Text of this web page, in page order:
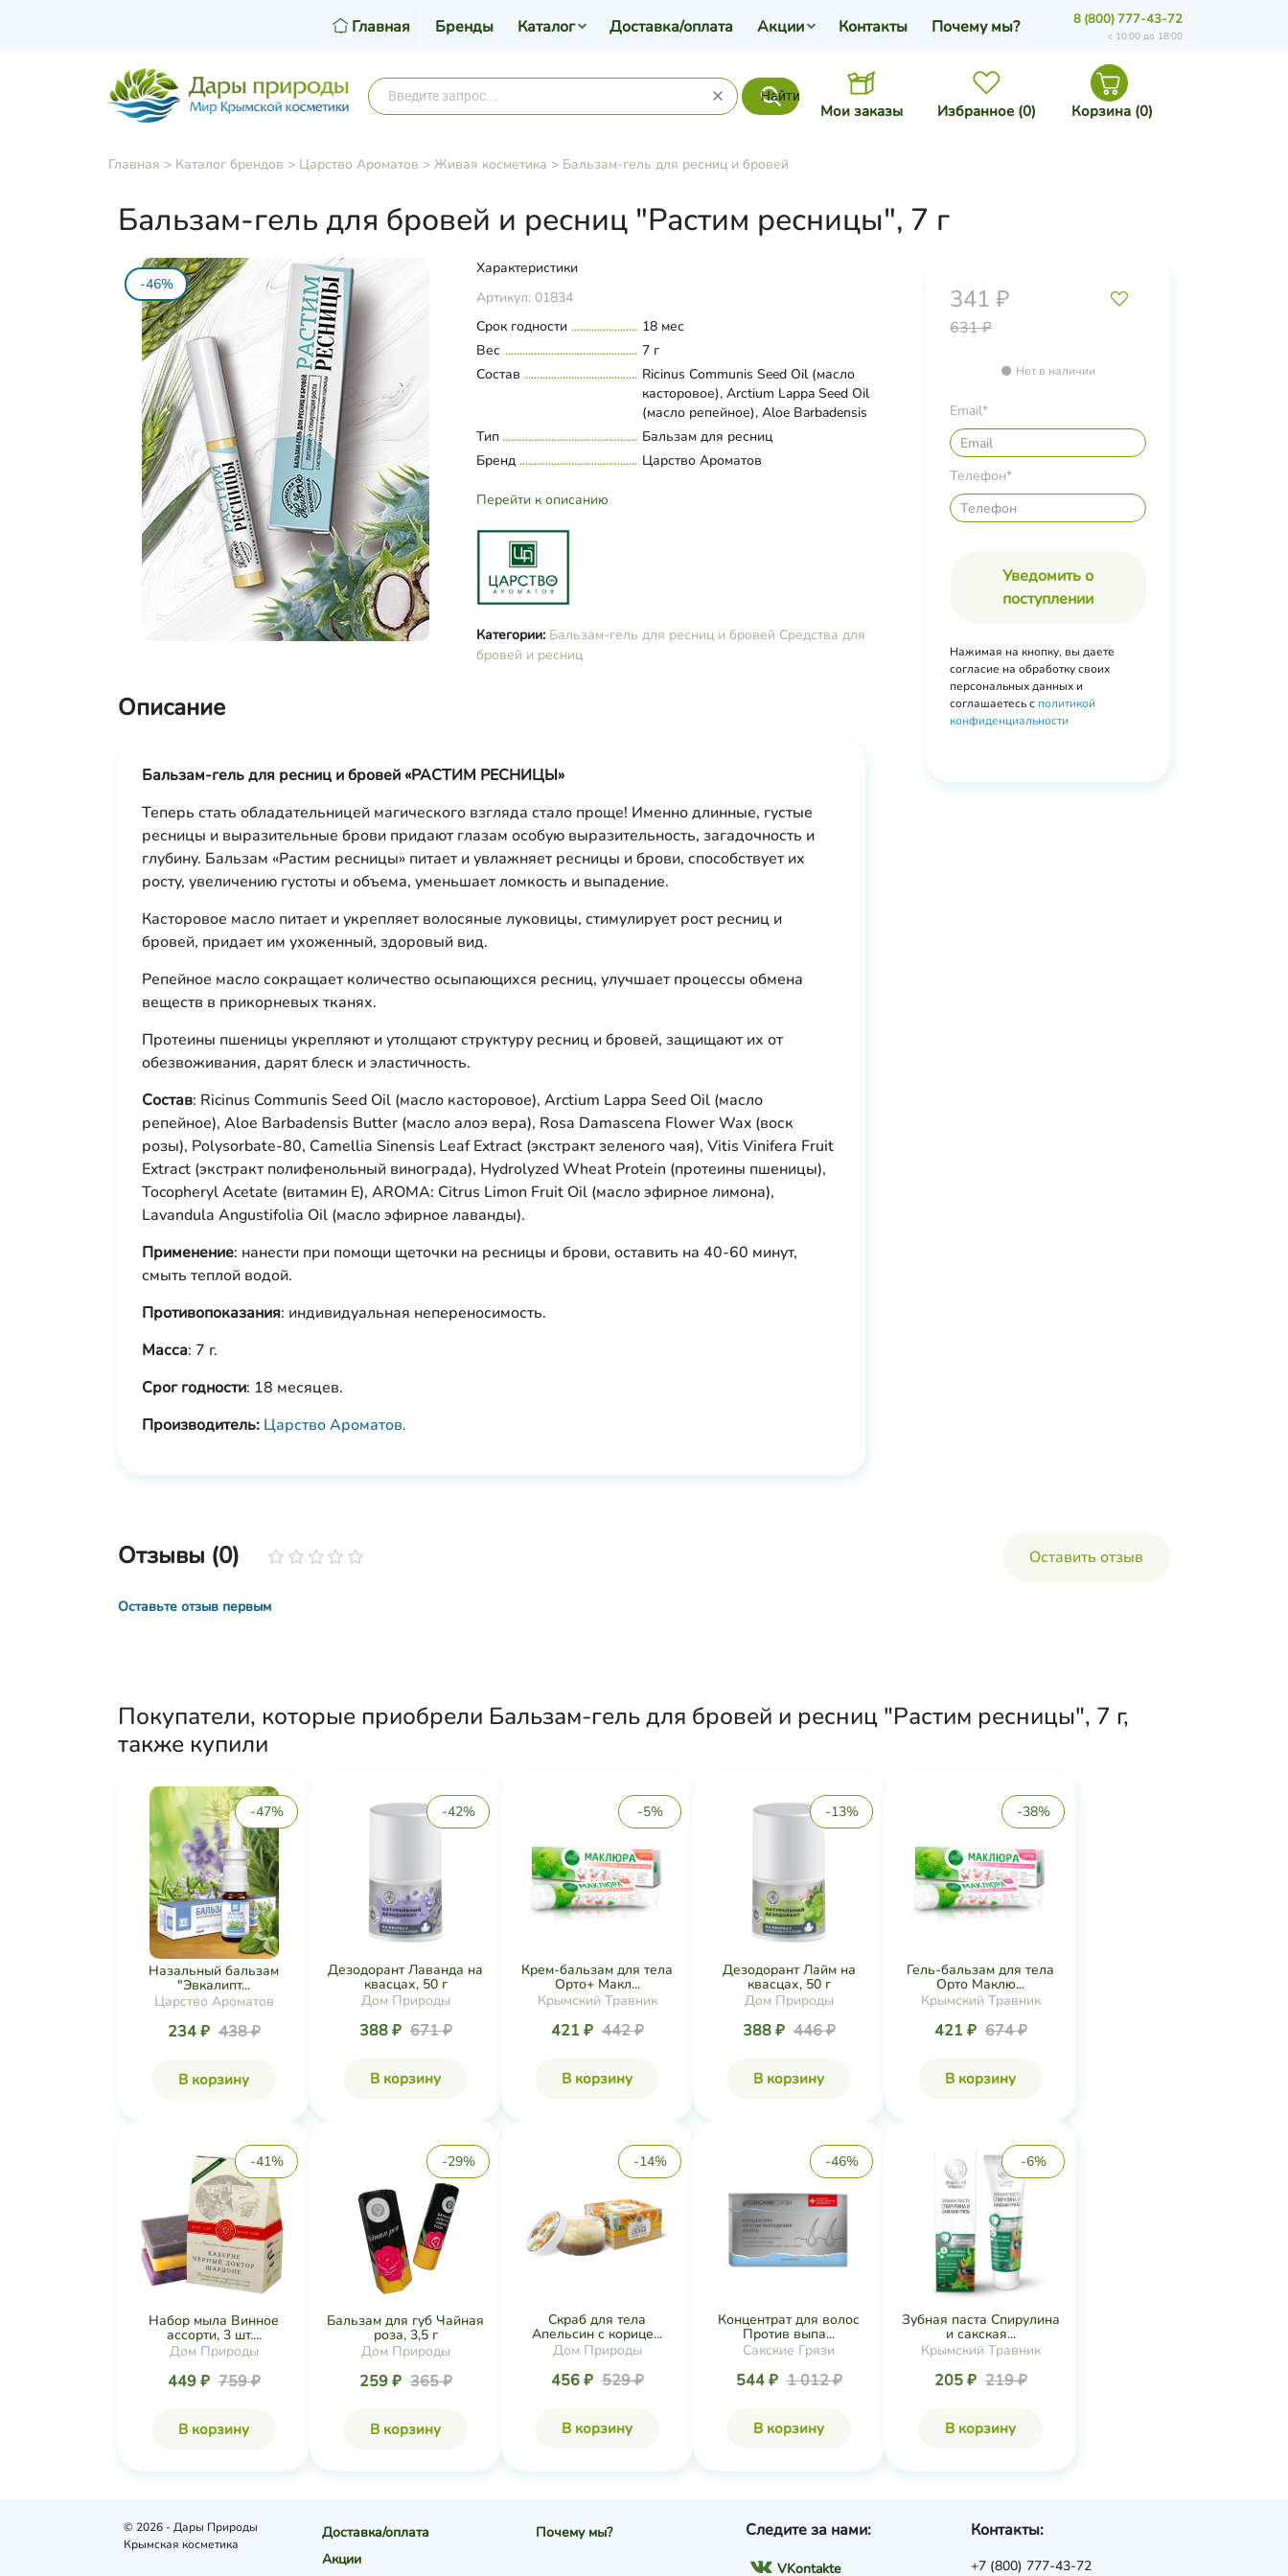
Найти
Мои заказы Избранное (0) Корзина (0)
Главная Бренды Каталог Доставка/оплата Акции Контакты Почему мы? 8 (800) 777-43-72
с 10:00 до 18:00
Главная > Каталог брендов > Царство Ароматов > Живая косметика > Бальзам-гель для ресниц и бровей
Бальзам-гель для бровей и ресниц "Растим ресницы", 7 г
-46%
Характеристики
Артикул: 01834
Срок годности
18 мес
Вес
7 г
Состав
Ricinus Communis Seed Oil (масло
касторовое), Arctium Lappa Seed Oil
(масло репейное), Aloe Barbadensis
Butter (масло алоэ вера), Rosa
Damascena Flower Wax (воск розы),
Polysorbate-80, Camellia Sinensis Leaf
Развернуть состав
Тип
Бальзам для ресниц
Бренд
Царство Ароматов
Перейти к описанию
Категории: Бальзам-гель для ресниц и бровей Средства для
бровей и ресниц
341 ₽
631 ₽
Нет в наличии
Email*
Телефон*
Уведомить о
поступлении
Нажимая на кнопку, вы даете
согласие на обработку своих
персональных данных и
соглашаетесь с политикой
конфиденциальности
Описание
Бальзам-гель для ресниц и бровей «РАСТИМ РЕСНИЦЫ»
Теперь стать обладательницей магического взгляда стало проще! Именно длинные, густые
ресницы и выразительные брови придают глазам особую выразительность, загадочность и
глубину. Бальзам «Растим ресницы» питает и увлажняет ресницы и брови, способствует их
росту, увеличению густоты и объема, уменьшает ломкость и выпадение.
Касторовое масло питает и укрепляет волосяные луковицы, стимулирует рост ресниц и
бровей, придает им ухоженный, здоровый вид.
Репейное масло сокращает количество осыпающихся ресниц, улучшает процессы обмена
веществ в прикорневых тканях.
Протеины пшеницы укрепляют и утолщают структуру ресниц и бровей, защищают их от
обезвоживания, дарят блеск и эластичность.
Состав: Ricinus Communis Seed Oil (масло касторовое), Arctium Lappa Seed Oil (масло
репейное), Aloe Barbadensis Butter (масло алоэ вера), Rosa Damascena Flower Wax (воск
розы), Polysorbate-80, Camellia Sinensis Leaf Extract (экстракт зеленого чая), Vitis Vinifera Fruit
Extract (экстракт полифенольный винограда), Hydrolyzed Wheat Protein (протеины пшеницы),
Tocopheryl Acetate (витамин Е), AROMA: Citrus Limon Fruit Oil (масло эфирное лимона),
Lavandula Angustifolia Oil (масло эфирное лаванды).
Применение: нанести при помощи щеточки на ресницы и брови, оставить на 40-60 минут,
смыть теплой водой.
Противопоказания: индивидуальная непереносимость.
Масса: 7 г.
Срог годности: 18 месяцев.
Производитель: Царство Ароматов.
Отзывы (0) Оставить отзыв
Оставьте отзыв первым
Покупатели, которые приобрели Бальзам-гель для бровей и ресниц "Растим ресницы", 7 г,
также купили
-47%
Назальный бальзам
"Эвкалипт...
Царство Ароматов
234 ₽ 438 ₽
В корзину
-42%
Дезодорант Лаванда на
квасцах, 50 г
Дом Природы
388 ₽ 671 ₽
В корзину
-5%
Крем-бальзам для тела
Орто+ Макл...
Крымский Травник
421 ₽ 442 ₽
В корзину
-13%
Дезодорант Лайм на
квасцах, 50 г
Дом Природы
388 ₽ 446 ₽
В корзину
-38%
Гель-бальзам для тела
Орто Маклю...
Крымский Травник
421 ₽ 674 ₽
В корзину
-41%
Набор мыла Винное
ассорти, 3 шт....
Дом Природы
449 ₽ 759 ₽
В корзину
-29%
Бальзам для губ Чайная
роза, 3,5 г
Дом Природы
259 ₽ 365 ₽
В корзину
-14%
Скраб для тела
Апельсин с корице...
Дом Природы
456 ₽ 529 ₽
В корзину
-46%
Концентрат для волос
Против выпа...
Сакские Грязи
544 ₽ 1 012 ₽
В корзину
-6%
Зубная паста Спирулина
и сакская...
Крымский Травник
205 ₽ 219 ₽
В корзину
© 2026 - Дары Природы
Крымская косметика
Доставка/оплата
Акции
Почему мы? Следите за нами:
VKontakte
Контакты:
+7 (800) 777-43-72